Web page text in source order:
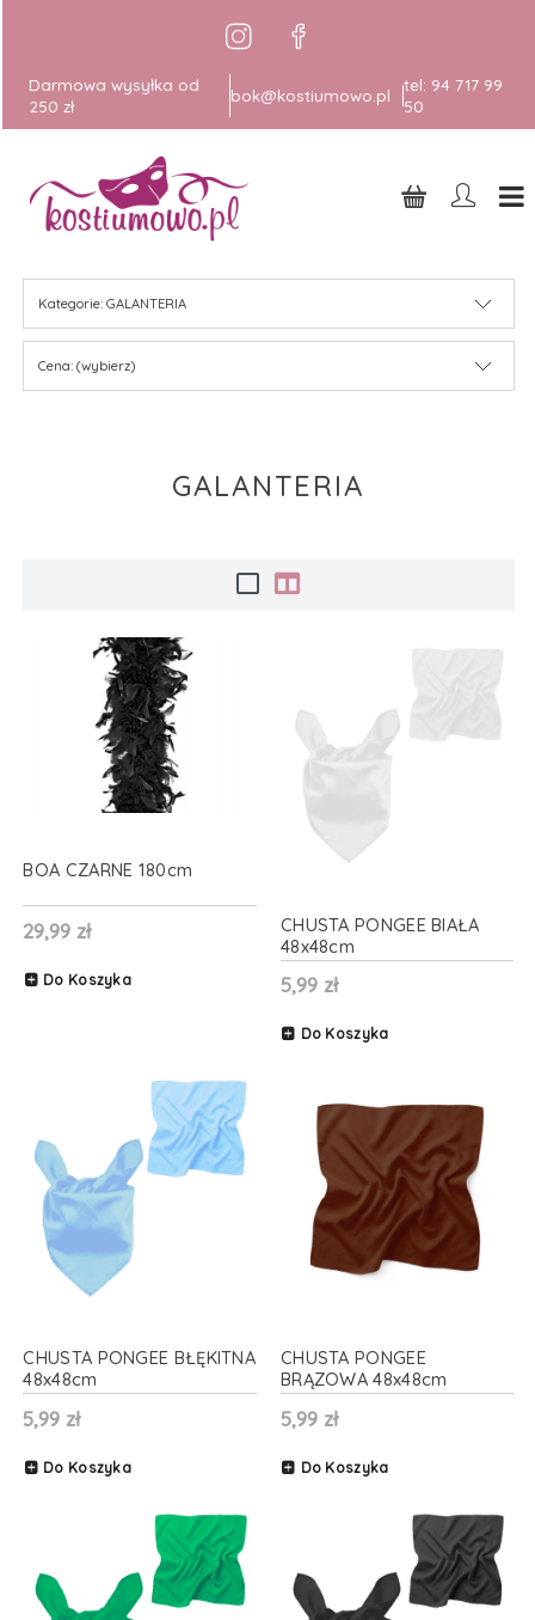
Darmowa wysyłka od
250 zł
bok@kostiumowo.pl
tel: 94 717 99
50
Kategorie: GALANTERIA
Cena: (wybierz)
GALANTERIA
BOA CZARNE 180cm
29,99 zł
Do Koszyka
CHUSTA PONGEE BIAŁA
48x48cm
5,99 zł
Do Koszyka
CHUSTA PONGEE BŁĘKITNA
48x48cm
5,99 zł
Do Koszyka
CHUSTA PONGEE
BRĄZOWA 48x48cm
5,99 zł
Do Koszyka